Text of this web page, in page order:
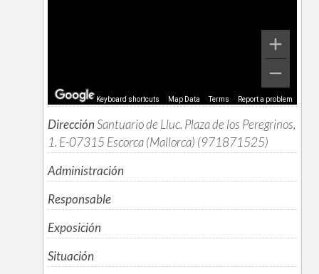
Keyboard shortcuts Map Data Terms Report a problem
DirecciónSantuario de Lluc. Plaza de los Peregrinos,
1. E-07315 Escorca (Mallorca) (971871525)
Administración
Responsable
Exposición
Situación